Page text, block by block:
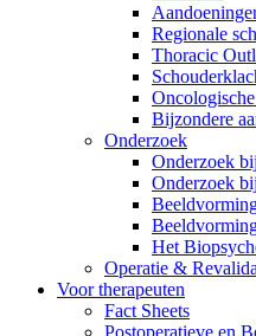
Regionale
Thoracic
Bijzondere
Onderzoek
Onderzoek
Onderzoek
Het
Operatie &
Voor therapeuten
Fact Sheets
Postoperatieve en